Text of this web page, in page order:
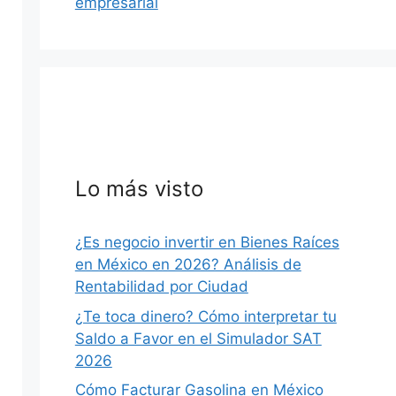
Lo más visto
¿Es negocio invertir en Bienes Raíces
en México en 2026? Análisis de
Rentabilidad por Ciudad
¿Te toca dinero? Cómo interpretar tu
Saldo a Favor en el Simulador SAT
2026
Cómo Facturar Gasolina en México